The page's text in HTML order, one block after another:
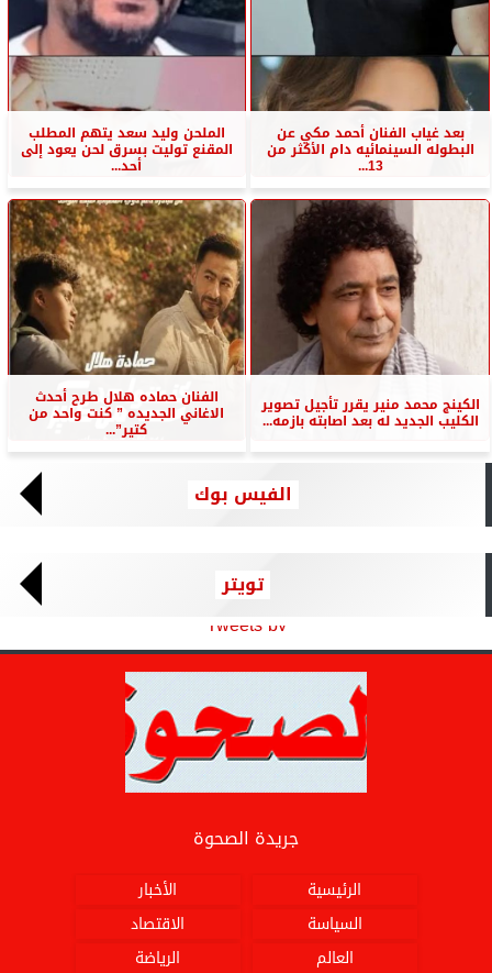
بعد غياب الفنان أحمد مكي عن
البطوله السينمائيه دام الأكثر من
13...
الملحن وليد سعد يتهم المطلب
المقنع توليت بسرق لحن يعود إلى
أحد...
الكينج محمد منير يقرر تأجيل تصوير
الكليب الجديد له بعد اصابته بازمه...
الفنان حماده هلال طرح أحدث
الاغاني الجديده ” كنت واحد من
كتير”...
الفيس بوك
تويتر
Tweets by
جريدة الصحوة
الرئيسية
الأخبار
السياسة
الاقتصاد
العالم
الرياضة